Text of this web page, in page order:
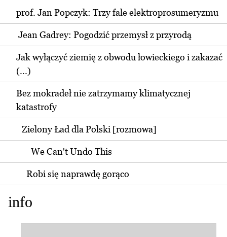
prof. Jan Popczyk: Trzy fale elektroprosumeryzmu
Jean Gadrey: Pogodzić przemysł z przyrodą
Jak wyłączyć ziemię z obwodu łowieckiego i zakazać
(...)
Bez mokradeł nie zatrzymamy klimatycznej
katastrofy
Zielony Ład dla Polski [rozmowa]
We Can't Undo This
Robi się naprawdę gorąco
info